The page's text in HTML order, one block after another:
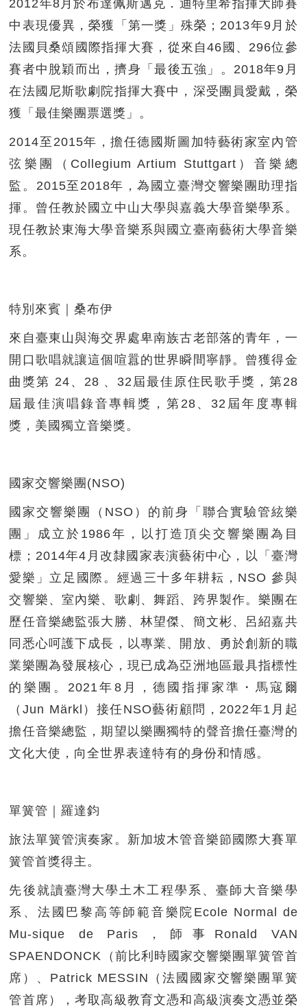
2012年8月於布達佩斯邁克．迪特里希指揮大師賽
中表現優異，榮獲「第一獎」殊榮；2013年9月於
法國貝桑頌國際指揮大賽，從來自46國、296位參
賽者中脫穎而出，擠身「最後五強」。2018年9月
在法國尼斯歌劇院指揮大賽中，深受團員愛戴，榮
獲「最佳樂團票選獎」。
2014至2015年，擔任德國斯圖加特藝術家室內管
弦樂團（Collegium Artium Stuttgart）音樂總
監。2015至2018年，為國立臺灣交響樂團助理指
揮。曾任教於國立中山大學與嘉義大學音樂學系。
現任教於東海大學音樂系與國立臺南藝術大學音樂
系。
特別來賓｜桑布伊
來自臺東山與海交界處卑南族古老部落的青年，一
開口歌唱就讓這個喧囂的世界瞬間寧靜。曾獲得金
曲獎第 24、28 、32屆最佳原住民歌手獎，第28
屆最佳演唱錄音專輯獎，第28、32屆年度專輯
獎，美國獨立音樂獎。
國家交響樂團(NSO)
國家交響樂團（NSO）的前身「聯合實驗管絃樂
團」成立於1986年，以打造頂尖交響樂團為目
標；2014年4月改隸國家表演藝術中心，以「臺灣
愛樂」立足國際。經過三十多年耕耘，NSO 參與
交響樂、室內樂、歌劇、舞蹈、跨界製作。樂團在
歷任音樂總監張大勝、林望傑、簡文彬、呂紹嘉共
同悉心呵護下成長，以專業、開放、勇於創新的職
業樂團為發展核心，現已成為亞洲地區最具指標性
的樂團。2021年8月，德國指揮家準・馬寇爾
（Jun Märkl）接任NSO藝術顧問，2022年1月起
擔任音樂總監，期望以樂團獨特的聲音擔任臺灣的
文化大使，向全世界表達特有的身份和情感。
單簧管｜羅達鈞
旅法單簧管演奏家。新加坡木管音樂節國際大賽單
簧管首獎得主。
先後就讀臺灣大學土木工程學系、臺師大音樂學
系、法國巴黎高等師範音樂院Ecole Normal de
Mu-sique de Paris，師事Ronald VAN
SPAENDONCK（前比利時國家交響樂團單簧管首
席）、Patrick MESSIN（法國國家交響樂團單簧
管首席），考取高級教育文憑和高級演奏文憑並榮